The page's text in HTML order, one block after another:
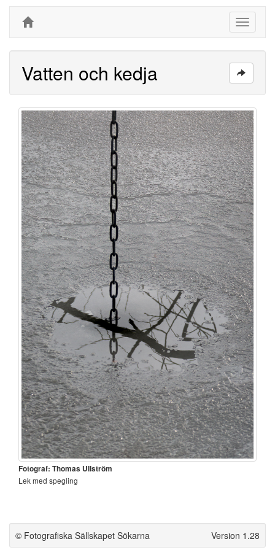
Toggle
Vatten och kedja
Fotograf: Thomas Ullström
Lek med spegling
© Fotografiska Sällskapet Sökarna Version 1.28